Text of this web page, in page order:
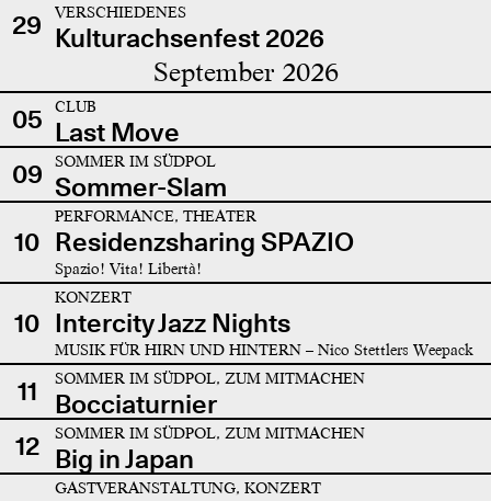
29 VERSCHIEDENES
Kulturachsenfest 2026
September 2026
05 CLUB
Last Move
09
SOMMER IM SÜDPOL
Sommer-Slam
10
PERFORMANCE, THEATER
Residenzsharing SPAZIO
Spazio! Vita! Libertà!
10
KONZERT
Intercity Jazz Nights
MUSIK FÜR HIRN UND HINTERN – Nico Stettlers Weepack
11 SOMMER IM SÜDPOL, ZUM MITMACHEN
Bocciaturnier
12
SOMMER IM SÜDPOL, ZUM MITMACHEN
Big in Japan
GASTVERANSTALTUNG, KONZERT